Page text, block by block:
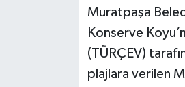
Muratpaşa
Konserve
(TÜRÇEV)
plajlara verilen